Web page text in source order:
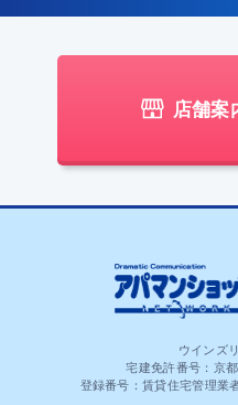
店舗案
ウインズ
宅建免許番号：京
登録番号：賃貸住宅管理業